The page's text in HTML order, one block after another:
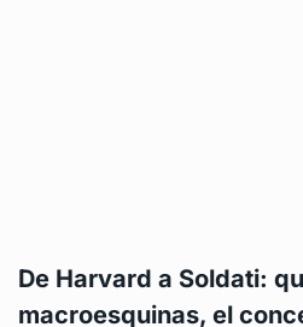
De Harvard a Soldati:
macroesquinas, el